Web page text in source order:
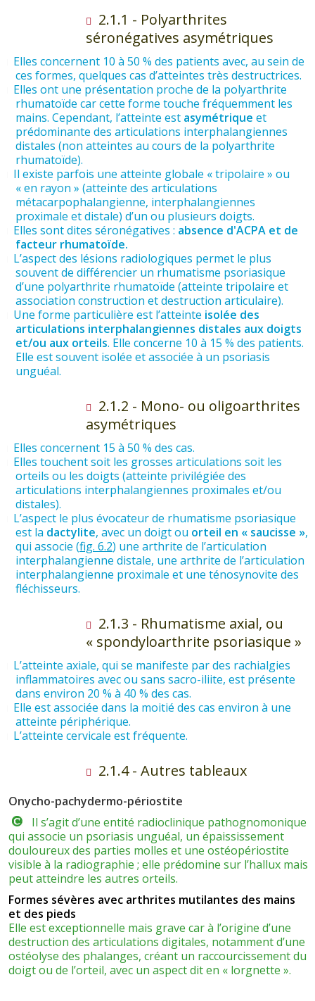
2.1.1 - Polyarthrites
séronégatives asymétriques
Elles concernent 10 à 50 % des patients avec, au sein de
ces formes, quelques cas d’atteintes très destructrices.
Elles ont une présentation proche de la polyarthrite
rhumatoïde car cette forme touche fréquemment les
mains. Cependant, l’atteinte est asymétrique et
prédominante des articulations interphalangiennes
distales (non atteintes au cours de la polyarthrite
rhumatoïde).
Il existe parfois une atteinte globale « tripolaire » ou
« en rayon » (atteinte des articulations
métacarpophalangienne, interphalangiennes
proximale et distale) d’un ou plusieurs doigts.
Elles sont dites séronégatives : absence d'ACPA et de
facteur rhumatoïde.
L’aspect des lésions radiologiques permet le plus
souvent de différencier un rhumatisme psoriasique
d’une polyarthrite rhumatoïde (atteinte tripolaire et
association construction et destruction articulaire).
Une forme particulière est l’atteinte isolée des
articulations interphalangiennes distales aux doigts
et/ou aux orteils. Elle concerne 10 à 15 % des patients.
Elle est souvent isolée et associée à un psoriasis
unguéal.
2.1.2 - Mono- ou oligoarthrites
asymétriques
Elles concernent 15 à 50 % des cas.
Elles touchent soit les grosses articulations soit les
orteils ou les doigts (atteinte privilégiée des
articulations interphalangiennes proximales et/ou
distales).
L’aspect le plus évocateur de rhumatisme psoriasique
est la dactylite, avec un doigt ou orteil en « saucisse »,
qui associe (fig. 6.2) une arthrite de l’articulation
interphalangienne distale, une arthrite de l’articulation
interphalangienne proximale et une ténosynovite des
fléchisseurs.
2.1.3 - Rhumatisme axial, ou
« spondyloarthrite psoriasique »
L’atteinte axiale, qui se manifeste par des rachialgies
inflammatoires avec ou sans sacro-iliite, est présente
dans environ 20 % à 40 % des cas.
Elle est associée dans la moitié des cas environ à une
atteinte périphérique.
L’atteinte cervicale est fréquente.
2.1.4 - Autres tableaux
Onycho-pachydermo-périostite
Il s’agit d’une entité radioclinique pathognomonique
qui associe un psoriasis unguéal, un épaississement
douloureux des parties molles et une ostéopériostite
visible à la radiographie ; elle prédomine sur l’hallux mais
peut atteindre les autres orteils.
Formes sévères avec arthrites mutilantes des mains
et des pieds
Elle est exceptionnelle mais grave car à l’origine d’une
destruction des articulations digitales, notamment d’une
ostéolyse des phalanges, créant un raccourcissement du
doigt ou de l’orteil, avec un aspect dit en « lorgnette ».